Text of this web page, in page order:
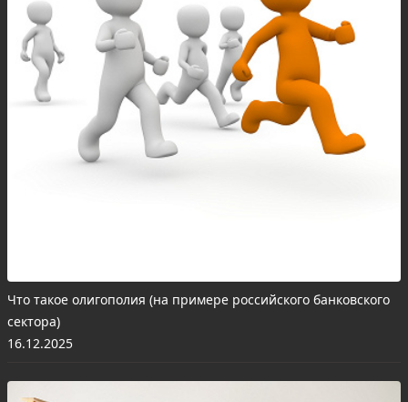
Что такое олигополия (на примере российского банковского
сектора)
16.12.2025